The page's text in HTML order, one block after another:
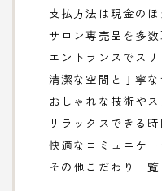
支払方法は現金の
サロン専売品を多
エントランスでス
清潔な空間と丁寧な
おしゃれな技術や
リラックスできる時
快適なコミュニケー
その他こだわり一覧